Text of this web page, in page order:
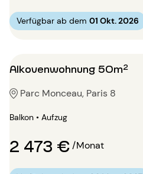
Verfügbar ab dem 01 Okt. 2026
Alkovenwohnung 50m²
Parc Monceau, Paris 8
Balkon • Aufzug
2 473 €/Monat